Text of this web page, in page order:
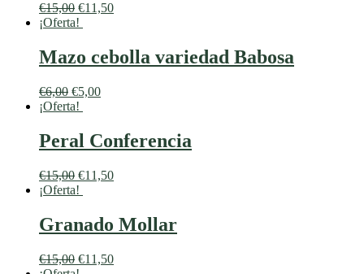
€15,00 €11,50
¡Oferta!
Mazo cebolla variedad Babosa
€6,00 €5,00
¡Oferta!
Peral Conferencia
€15,00 €11,50
¡Oferta!
Granado Mollar
€15,00 €11,50